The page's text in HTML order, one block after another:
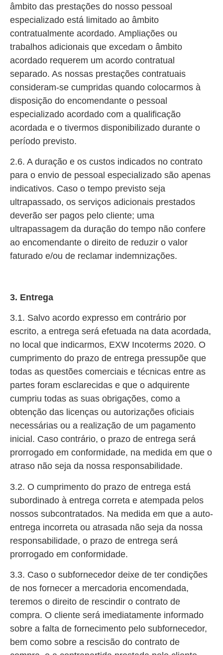
âmbito das prestações do nosso pessoal
especializado está limitado ao âmbito
contratualmente acordado. Ampliações ou
trabalhos adicionais que excedam o âmbito
acordado requerem um acordo contratual
separado. As nossas prestações contratuais
consideram-se cumpridas quando colocarmos à
disposição do encomendante o pessoal
especializado acordado com a qualificação
acordada e o tivermos disponibilizado durante o
período previsto.
2.6. A duração e os custos indicados no contrato
para o envio de pessoal especializado são apenas
indicativos. Caso o tempo previsto seja
ultrapassado, os serviços adicionais prestados
deverão ser pagos pelo cliente; uma
ultrapassagem da duração do tempo não confere
ao encomendante o direito de reduzir o valor
faturado e/ou de reclamar indemnizações.
3. Entrega
3.1. Salvo acordo expresso em contrário por
escrito, a entrega será efetuada na data acordada,
no local que indicarmos, EXW Incoterms 2020. O
cumprimento do prazo de entrega pressupõe que
todas as questões comerciais e técnicas entre as
partes foram esclarecidas e que o adquirente
cumpriu todas as suas obrigações, como a
obtenção das licenças ou autorizações oficiais
necessárias ou a realização de um pagamento
inicial. Caso contrário, o prazo de entrega será
prorrogado em conformidade, na medida em que o
atraso não seja da nossa responsabilidade.
3.2. O cumprimento do prazo de entrega está
subordinado à entrega correta e atempada pelos
nossos subcontratados. Na medida em que a auto-
entrega incorreta ou atrasada não seja da nossa
responsabilidade, o prazo de entrega será
prorrogado em conformidade.
3.3. Caso o subfornecedor deixe de ter condições
de nos fornecer a mercadoria encomendada,
teremos o direito de rescindir o contrato de
compra. O cliente será imediatamente informado
sobre a falta de fornecimento pelo subfornecedor,
bem como sobre a rescisão do contrato de